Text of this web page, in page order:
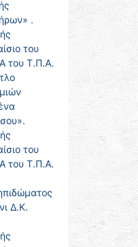
.
του
του Τ.Π.Α.
του
του Τ.Π.Α.
Δ.Κ.